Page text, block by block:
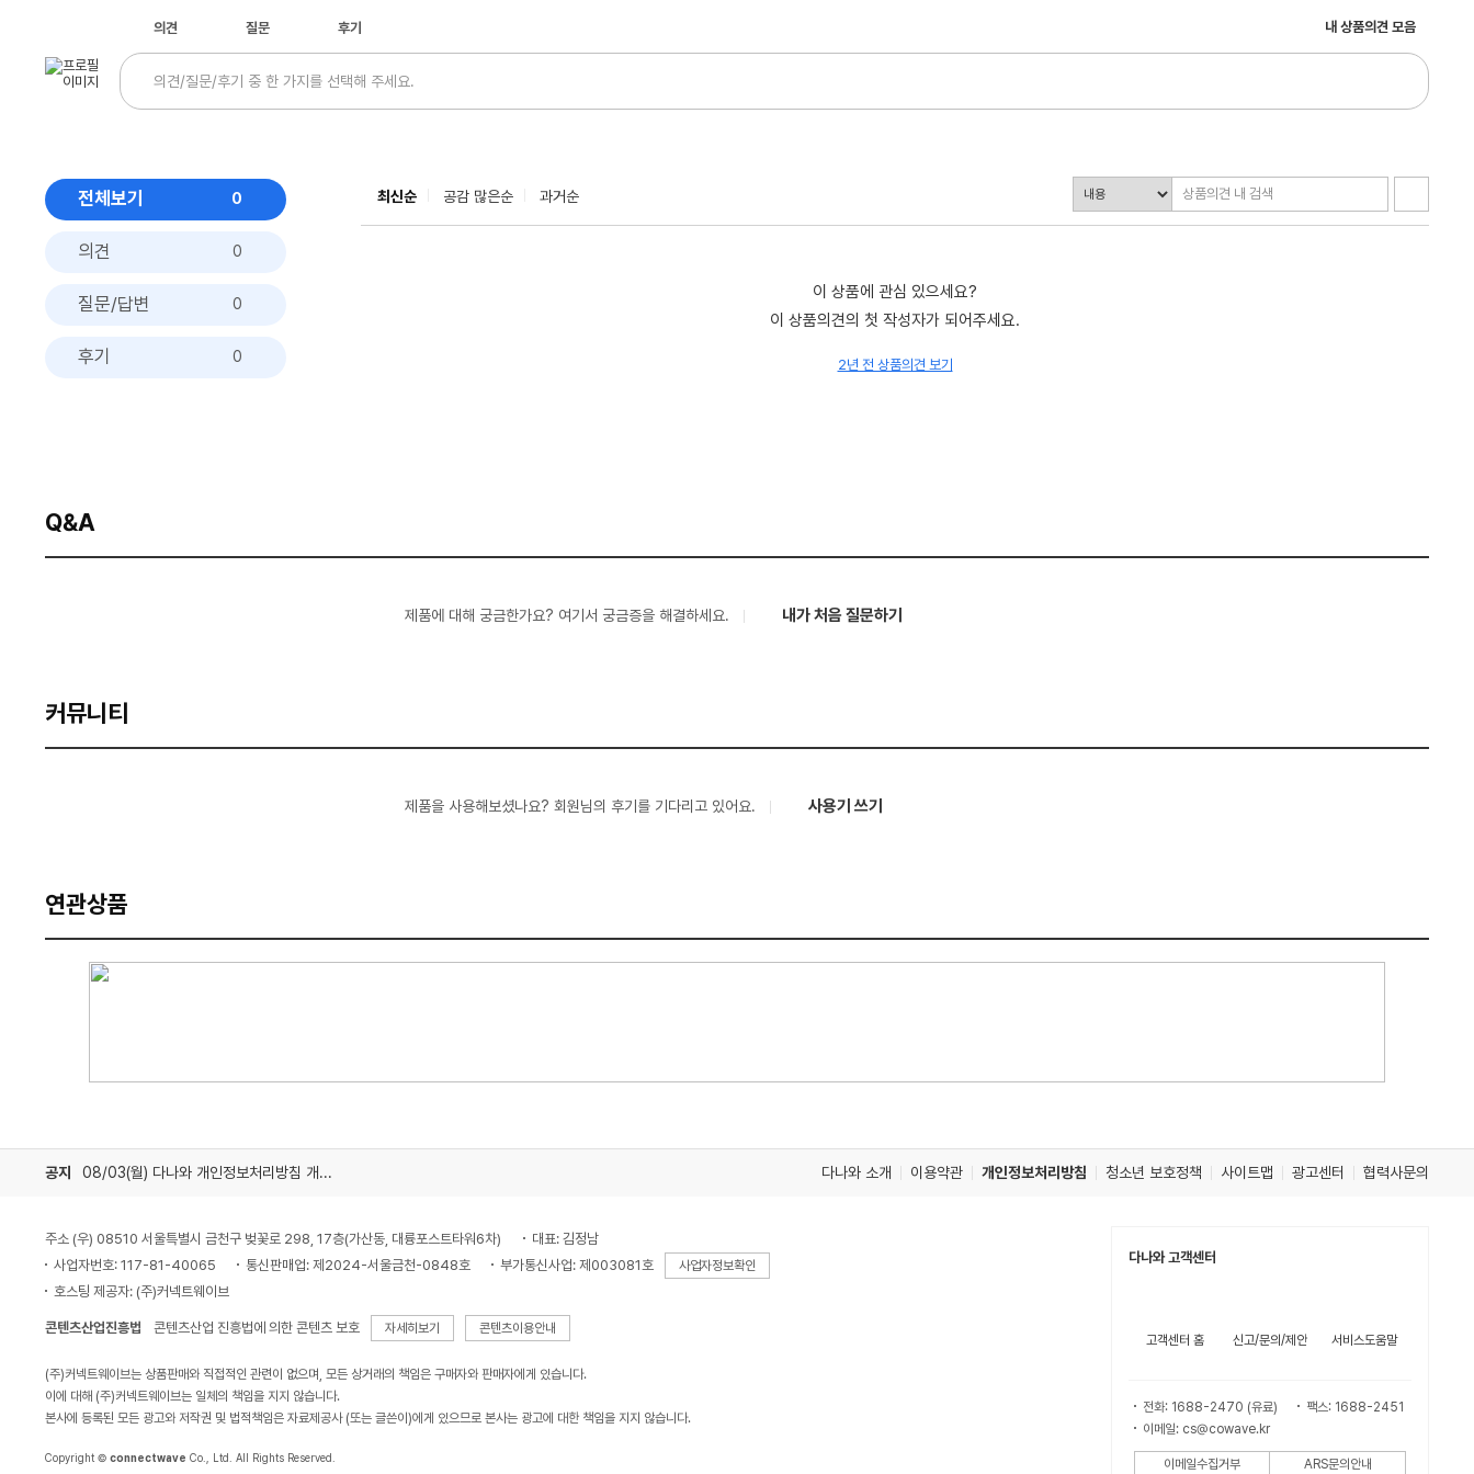
내 상품의견 모음
의견 질문 후기
전체보기 0
의견 0
질문/답변 0
후기 0
최신순 공감 많은순 과거순
이 상품에 관심 있으세요?
이 상품의견의 첫 작성자가 되어주세요.
2년 전 상품의견 보기
Q&A
제품에 대해 궁금한가요? 여기서 궁금증을 해결하세요. 내가 처음 질문하기
커뮤니티
제품을 사용해보셨나요? 회원님의 후기를 기다리고 있어요. 사용기 쓰기
연관상품
공지 08/03(월) 다나와 개인정보처리방침 개정 안내 다나와 소개 이용약관 개인정보처리방침 청소년 보호정책 사이트맵 광고센터 협력사문의
주소 (우) 08510 서울특별시 금천구 벚꽃로 298, 17층(가산동, 대륭포스트타워6차)
대표: 김정남
사업자번호: 117-81-40065
통신판매업: 제2024-서울금천-0848호 부가통신사업: 제003081호 사업자정보확인
호스팅 제공자: (주)커넥트웨이브
콘텐츠산업진흥법 콘텐츠산업 진흥법에 의한 콘텐츠 보호 자세히보기 콘텐츠이용안내
(주)커넥트웨이브는 상품판매와 직접적인 관련이 없으며, 모든 상거래의 책임은 구매자와 판매자에게 있습니다.
이에 대해 (주)커넥트웨이브는 일체의 책임을 지지 않습니다.
본사에 등록된 모든 광고와 저작권 및 법적책임은 자료제공사 (또는 글쓴이)에게 있으므로 본사는 광고에 대한 책임을 지지 않습니다.
Copyright © connectwave Co., Ltd. All Rights Reserved.
다나와 고객센터
고객센터 홈 신고/문의/제안 서비스도움말
전화: 1688-2470 (유료)
팩스: 1688-2451
이메일: cs@cowave.kr
이메일수집거부 ARS문의안내